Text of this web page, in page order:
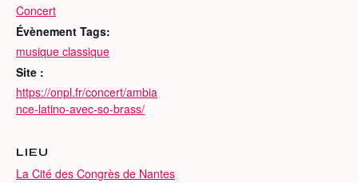
Concert
Évènement Tags:
musique classique
Site :
https://onpl.fr/concert/ambia
nce-latino-avec-so-brass/
LIEU
La Cité des Congrès de Nantes